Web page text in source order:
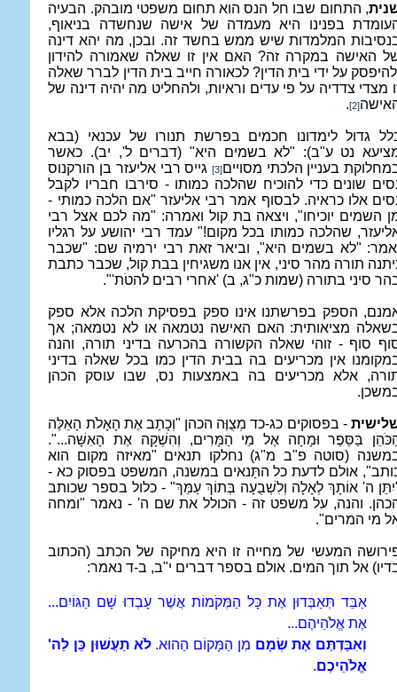
, התחום שבו חל הנס הוא תחום משפטי מובהק. הבעיה
בפנינו היא מעמדה של אישה שנחשדה בניאוף,
המלמדות שיש ממש בחשד זה. ובכן, מה יהא דינה
האישה במקרה זה? האם אין זו שאלה שאמורה להידון
על ידי בית הדין? לכאורה חייב בית הדין לברר שאלה
מצדי צדדיה על פי עדים וראיות, ולהחליט מה יהיה דינה של
[2]
.
גדול לימדונו חכמים בפרשת תנורו של עכנאי (בבא
נט ע"ב): "לא בשמים היא" (דברים ל', יב). כאשר
בעניין הלכתי מסויים[3] גייס רבי אליעזר בן הורקנוס
שונים כדי להוכיח שהלכה כמותו - סירבו חבריו לקבל
אלו כראיה. לבסוף אמר רבי אליעזר "אם הלכה כמותי -
השמים יוכיחו", ויצאה בת קול ואמרה: "מה לכם אצל רבי
שהלכה כמותו בכל מקום!" עמד רבי יהושע על רגליו
"לא בשמים היא", וביאר זאת רבי ירמיה שם: "שכבר
תורה מהר סיני, אין אנו משגיחין בבת קול, שכבר כתבת
סיני בתורה (שמות כ"ג, ב) 'אחרי רבים להטֹת'".
הספק בפרשתנו אינו ספק בפסיקת הלכה אלא ספק
מציאותית: האם האישה נטמאה או לא נטמאה; אך
סוף - זוהי שאלה הקשורה בהכרעה בדיני תורה, והנה
אין מכריעים בה בבית הדין כמו בכל שאלה בדיני
אלא מכריעים בה באמצעות נס, שבו עוסק הכהן
- בפסוקים כג-כד מְצֻוֶּה הכהן "וְכָתַב אֶת הָאָלֹת הָאֵלֶּה
בַּסֵּפֶר וּמָחָה אֶל מֵי הַמָּרִים, וְהִשְׁקָה אֶת הָאִשָּׁה...".
(סוטה פ"ב מ"ג) נחלקו תנאים "מאיזה מקום הוא
אולם לדעת כל התַּנאים במשנה, המשפט בפסוק כא -
ה' אוֹתָךְ לְאָלָה וְלִשְׁבֻעָה בְּתוֹךְ עַמֵּךְ" - כלול בספר שכותב
והנה, על משפט זה - הכולל את שם ה' - נאמר "ומחה
מי המרים".
המעשי של מחייה זו היא מחיקה של הכתב (הכתוב
אל תוך המים. אולם בספר דברים י"ב, ב-ד נאמר:
אַבֵּד תְּאַבְּדוּן אֶת כָּל הַמְּקֹמוֹת אֲשֶׁר עָבְדוּ שָׁם הַגּוֹיִם...
אֶת אֱלֹהֵיהֶם...
וְאִבַּדְתֶּם אֶת שְׂמָם מִן הַמָּקוֹם הַהוּא.לֹא תַעֲשׁוּן כֵּן לַה'
אֱלֹהֵיכֶם.